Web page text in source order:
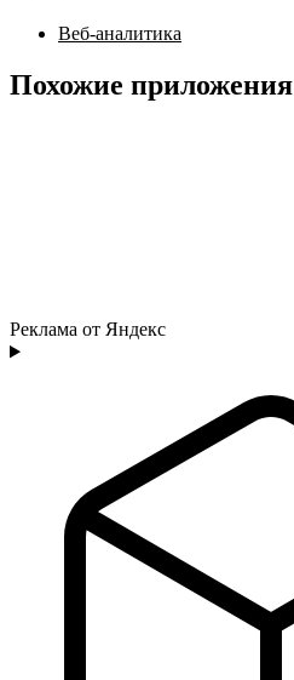
Веб-аналитика
Похожие приложения
Реклама от Яндекс